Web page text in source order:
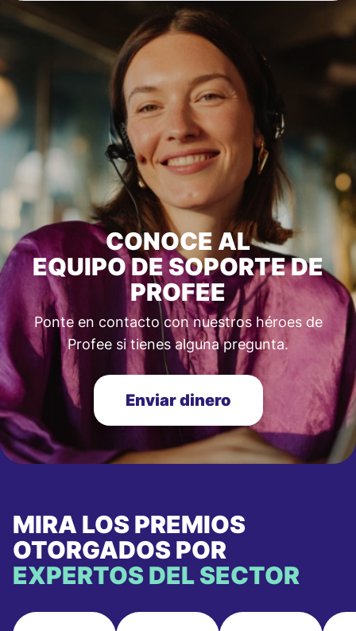
CONOCE AL
EQUIPO DE SOPORTE DE
PROFEE
Ponte en contacto con nuestros héroes de
Profee si tienes alguna pregunta.
Enviar dinero
MIRA LOS PREMIOS
OTORGADOS POR
EXPERTOS DEL SECTOR